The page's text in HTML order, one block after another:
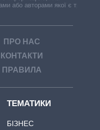
або авторами якої є треті
ПРО НАС
КОНТАКТИ
ПРАВИЛА
ТЕМАТИКИ
БІЗНЕС